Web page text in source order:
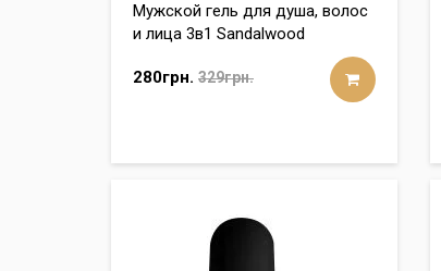
Мужской гель для душа, волос
и лица 3в1 Sandalwood
280грн. 329грн.